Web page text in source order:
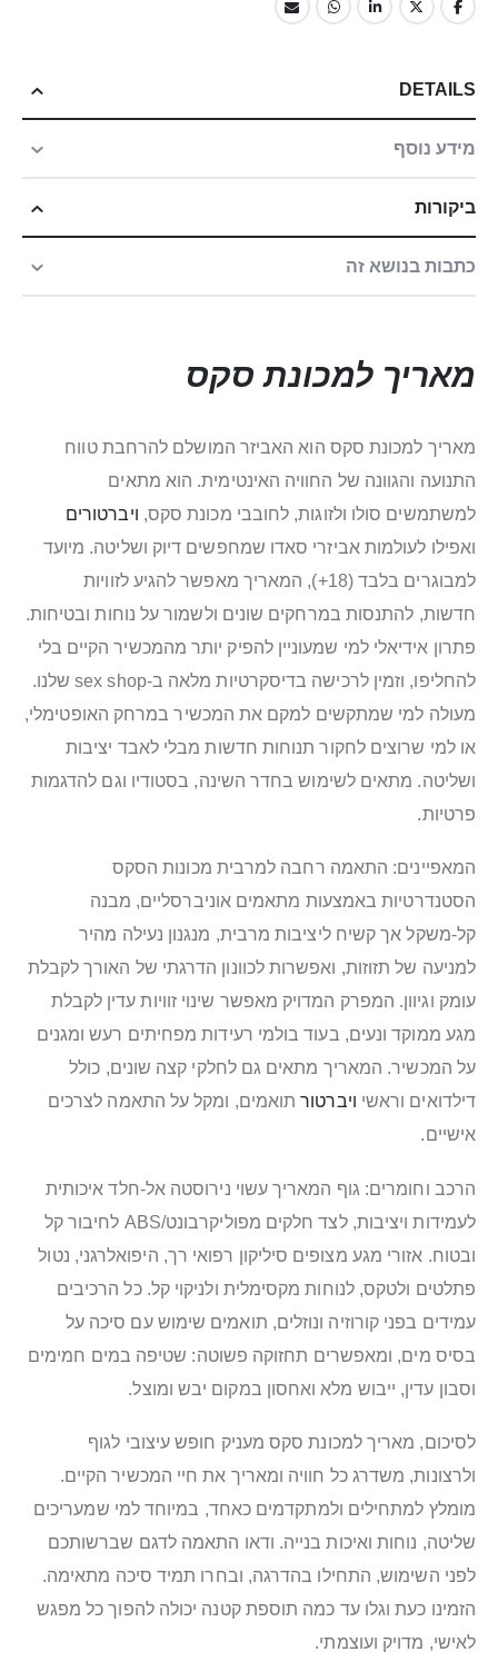
DETAILS
מידע נוסף
ביקורות
כתבות בנושא זה
מאריך למכונת סקס
מאריך למכונת סקס הוא האביזר המושלם להרחבת טווח
התנועה והגוונה של החוויה האינטימית. הוא מתאים
למשתמשים סולו ולזוגות, לחובבי מכונת סקס, ויברטורים
ואפילו לעולמות אביזרי סאדו שמחפשים דיוק ושליטה. מיועד
למבוגרים בלבד (18+), המאריך מאפשר להגיע לזוויות
חדשות, להתנסות במרחקים שונים ולשמור על נוחות ובטיחות.
פתרון אידיאלי למי שמעוניין להפיק יותר מהמכשיר הקיים בלי
להחליפו, וזמין לרכישה בדיסקרטיות מלאה ב-sex shop שלנו.
מעולה למי שמתקשים למקם את המכשיר במרחק האופטימלי,
או למי שרוצים לחקור תנוחות חדשות מבלי לאבד יציבות
ושליטה. מתאים לשימוש בחדר השינה, בסטודיו וגם להדגמות
פרטיות.
המאפיינים: התאמה רחבה למרבית מכונות הסקס
הסטנדרטיות באמצעות מתאמים אוניברסליים, מבנה
קל-משקל אך קשיח ליציבות מרבית, מנגנון נעילה מהיר
למניעה של תזוזות, ואפשרות לכוונון הדרגתי של האורך לקבלת
עומק וגיוון. המפרק המדויק מאפשר שינוי זוויות עדין לקבלת
מגע ממוקד ונעים, בעוד בולמי רעידות מפחיתים רעש ומגנים
על המכשיר. המאריך מתאים גם לחלקי קצה שונים, כולל
דילדואים וראשי ויברטורתואמים, ומקל על התאמה לצרכים
אישיים.
הרכב וחומרים: גוף המאריך עשוי נירוסטה אל-חלד איכותית
לעמידות ויציבות, לצד חלקים מפוליקרבונט/ABS לחיבור קל
ובטוח. אזורי מגע מצופים סיליקון רפואי רך, היפואלרגני, נטול
פתלטים ולטקס, לנוחות מקסימלית ולניקוי קל. כל הרכיבים
עמידים בפני קורוזיה ונוזלים, תואמים שימוש עם סיכה על
בסיס מים, ומאפשרים תחזוקה פשוטה: שטיפה במים חמימים
וסבון עדין, ייבוש מלא ואחסון במקום יבש ומוצל.
לסיכום, מאריך למכונת סקס מעניק חופש עיצובי לגוף
ולרצונות, משדרג כל חוויה ומאריך את חיי המכשיר הקיים.
מומלץ למתחילים ולמתקדמים כאחד, במיוחד למי שמעריכים
שליטה, נוחות ואיכות בנייה. ודאו התאמה לדגם שברשותכם
לפני השימוש, התחילו בהדרגה, ובחרו תמיד סיכה מתאימה.
הזמינו כעת וגלו עד כמה תוספת קטנה יכולה להפוך כל מפגש
לאישי, מדויק ועוצמתי.